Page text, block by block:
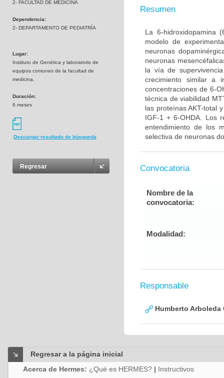
2- FACULTAD DE MEDICINA
Dependencia:
2- DEPARTAMENTO DE PEDIATRÍA
Lugar:
Instituto de Genética y laboratorio de
equipos comunes de la facultad de
medicina.
Duración:
6 meses
Descargar resultado de búsqueda
Regresar
Resumen
La 6-hidroxidopamina
modelo de
neuronas
neuronas
la vía de
crecimiento similar a
concentraciones de 6-
técnica de viabilidad
las proteínas AKT-total
IGF-1 + 6-OHDA. Los
entendimiento de los
selectiva de neuronas
Convocatoria
Nombre de la
convocatoria:
Modalidad:
Responsable
Humberto Arboleda
Regresar a la página inicial
Acerca de Hermes: ¿Qué es HERMES? | Instructivos